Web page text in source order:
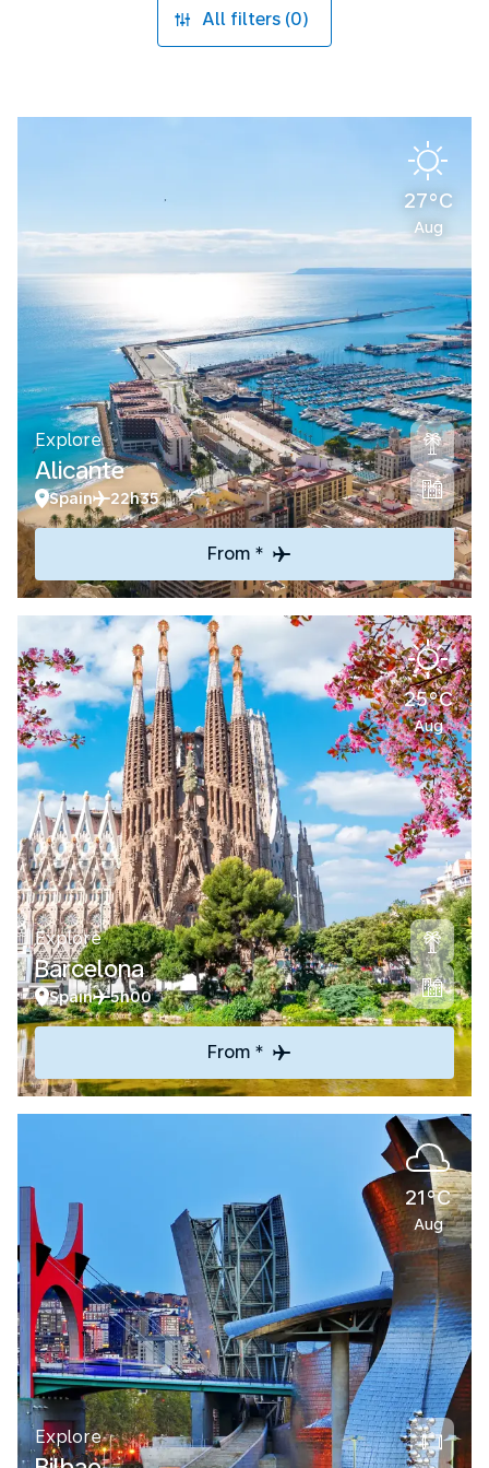
All filters (0)
27°C
Aug
Explore
Alicante
Spain 22h35
From *
25°C
Aug
Explore
Barcelona
Spain 5h00
From *
21°C
Aug
Explore